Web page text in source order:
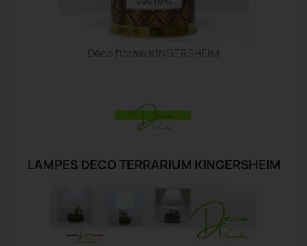
Déco florale KINGERSHEIM
LAMPES DECO TERRARIUM KINGERSHEIM